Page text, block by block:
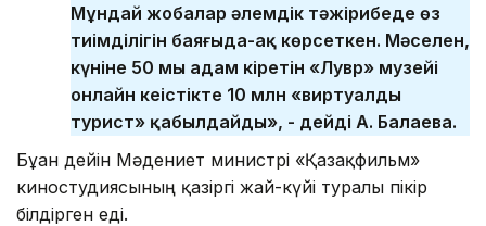
Мұндай жобалар әлемдік тәжірибеде өз
тиімділігін баяғыда-ақ көрсеткен. Мәселен,
күніне 50 мың адам кіретін «Лувр» музейі
онлайн кеңістікте 10 млн «виртуалды
турист» қабылдайды», - дейді А. Балаева.
Бұған дейін Мәдениет министрі «Қазақфильм»
киностудиясының қазіргі жай-күйі туралы пікір
білдірген еді.